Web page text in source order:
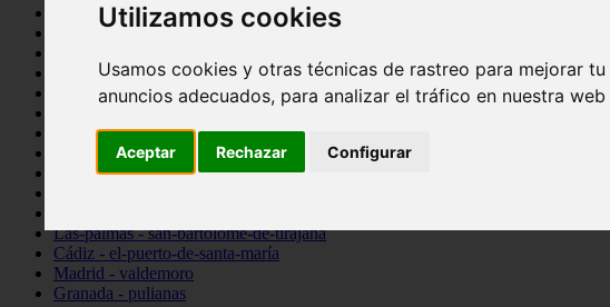
Utilizamos cookies
Usamos cookies y otras técnicas de rastreo para mejorar
anuncios adecuados, para analizar el tráfico en nuestra
Aceptar Rechazar Configurar
Córdoba - córdoba
Barcelona - barcelona
Ciudad-real - montiel
Santa-cruz-de-tenerife - guía-de-isora
La-rioja - casalarreina
Almería - roquetas-de-mar
Madrid - pozuelo-de-alarcón
Las-palmas - san-bartolomé-de-tirajana
Cádiz - el-puerto-de-santa-maría
Madrid - valdemoro
Granada - pulianas